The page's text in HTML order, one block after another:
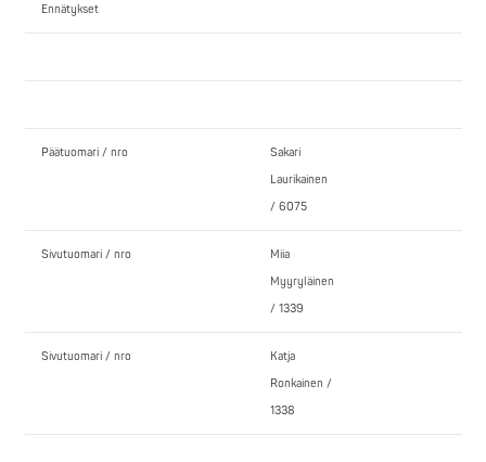
Ennätykset
Päätuomari / nro
Sakari
Laurikainen
/ 6075
Sivutuomari / nro
Miia
Myyryläinen
/ 1339
Sivutuomari / nro
Katja
Ronkainen /
1338